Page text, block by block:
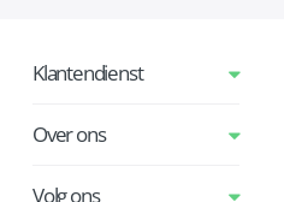
Klantendienst
Over ons
Volg ons